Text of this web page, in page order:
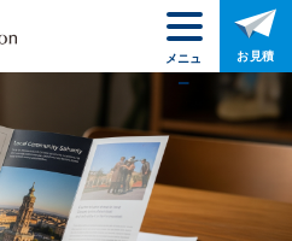
メニュ
ー
お見積